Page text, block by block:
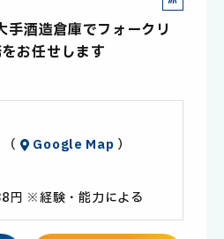
手酒造倉庫でフォークリ
お任せします
Google Map ）
円 ※経験・能力による